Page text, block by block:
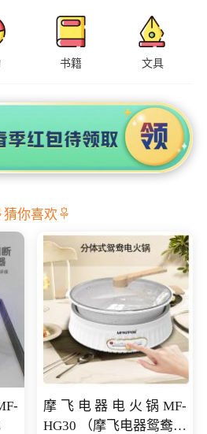
书籍 文具
猜你喜欢
摩飞电器电火锅MF-
HG30 （摩飞电器鸳鸯锅